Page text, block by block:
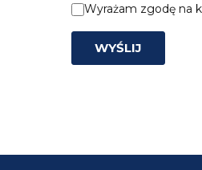
Wyrażam zgodę na
WYŚLIJ